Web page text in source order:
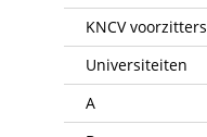
KNCV voorzitters
Universiteiten
A